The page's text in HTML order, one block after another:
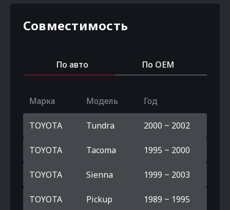
Совместимость
По авто По OEM
Марка Модель Год
TOYOTA Tundra 2000 ~ 2002
TOYOTA Tacoma 1995 ~ 2000
TOYOTA Sienna 1999 ~ 2003
TOYOTA Pickup 1989 ~ 1995